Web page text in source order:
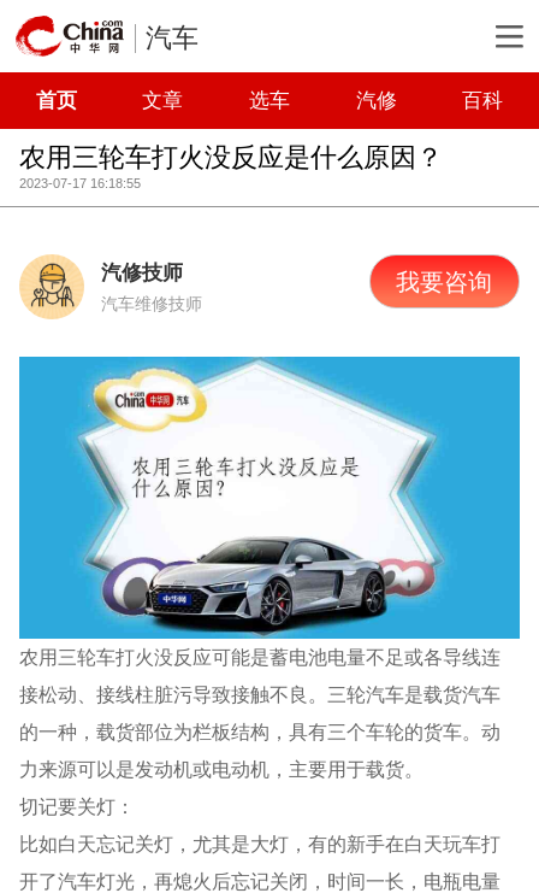
汽车
首页 文章 选车 汽修 百科
农用三轮车打火没反应是什么原因？
2023-07-17 16:18:55
汽修技师
汽车维修技师
我要咨询
农用三轮车打火没反应可能是蓄电池电量不足或各导线连
接松动、接线柱脏污导致接触不良。三轮汽车是载货汽车
的一种，载货部位为栏板结构，具有三个车轮的货车。动
力来源可以是发动机或电动机，主要用于载货。
切记要关灯：
比如白天忘记关灯，尤其是大灯，有的新手在白天玩车打
开了汽车灯光，再熄火后忘记关闭，时间一长，电瓶电量